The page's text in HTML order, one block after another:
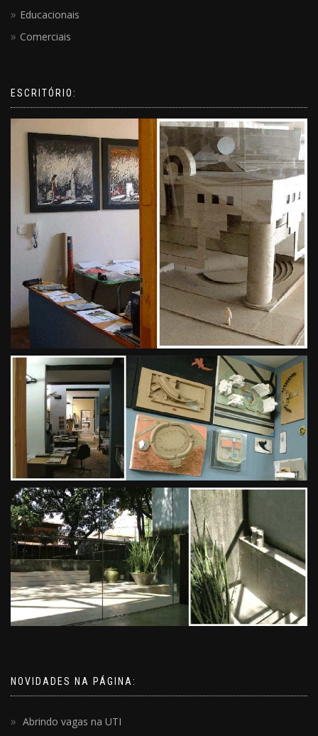
Educacionais
Comerciais
ESCRITÓRIO:
NOVIDADES NA PÁGINA:
Abrindo vagas na UTI